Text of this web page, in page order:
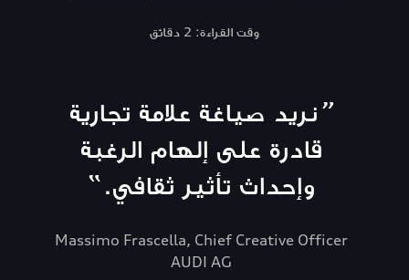
وقت القراءة: 2 دقائق
“نريد صياغة علامة تجارية
قادرة على إلهام الرغبة
وإحداث تأثير ثقافي.”
Massimo Frascella, Chief Creative Officer
AUDI AG